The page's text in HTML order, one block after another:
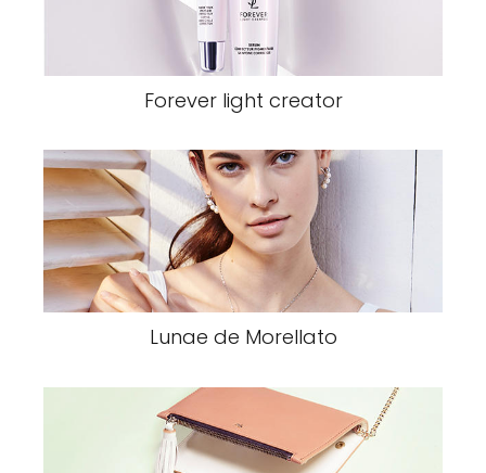
Forever light creator
Lunae de Morellato